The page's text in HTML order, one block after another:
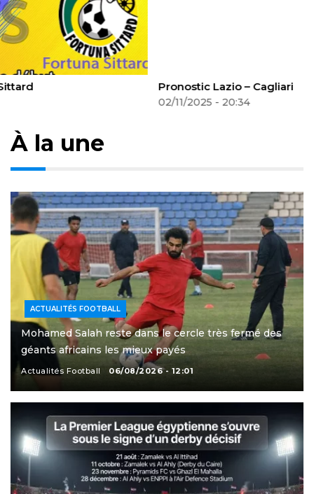
Pronostic Lazio – Cagliari
À la une
ACTUALITÉS FOOTBALL
Mohamed Salah reste dans le cercle très fermé des
géants africains les mieux payés
Actualités Football 06/08/2026 - 12:01